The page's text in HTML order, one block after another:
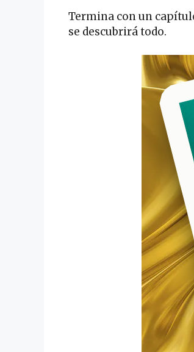
Termina con un
se descubrirá todo.